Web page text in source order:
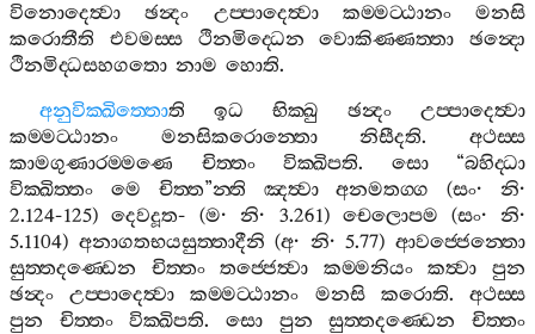
විනොදෙත්‍වා
ඡන්‍දං උප‍්පාදෙත්‍වා කම‍්මට‍්ඨානං
මනසි
කරොතීති
එවමස‍්ස ථිනමිද‍්ධෙන වොකිණ‍්ණත‍්තා
ඡන්‍දො
ථිනමිද‍්ධසහගතො නාම හොති.
අනුවික‍්ඛිත‍්තොති ඉධ භික‍්ඛු ඡන්‍දං
උප‍්පාදෙත්‍වා
කම‍්මට‍්ඨානං
මනසිකරොන‍්තො නිසීදති.අථස‍්ස
කාමගුණාරම‍්මණෙ
චිත‍්තං වික‍්ඛිපති. සො“බහිද‍්ධා
වික‍්ඛිත‍්තං
මෙ චිත‍්ත”න‍්ති ඤත්‍වා අනමතග‍්ග (සං·නි·
2.124-125)දෙවදූත- (ම·නි· 3.261) චෙලොපම (සං·නි·
5.1104) අනාගතභයසුත‍්තාදීනි (අ· නි· 5.77)ආවජ‍්ජෙන‍්තො
සුත‍්තදණ‍්ඩෙන
චිත‍්තං තජ‍්ජෙත්‍වා කම‍්මනියං කත්‍වා
පුන
ඡන්‍දං
උප‍්පාදෙත්‍වා කම‍්මට‍්ඨානං මනසි කරොති.අථස‍්ස
පුන
චිත‍්තං වික‍්ඛිපති.සො පුන සුත‍්තදණ‍්ඩෙන
චිත‍්තං